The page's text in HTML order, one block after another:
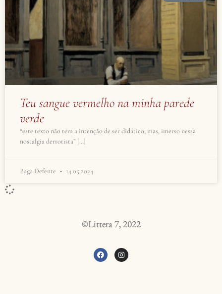
Teu sangue vermelho na minha parede
verde
“este texto não tem a intenção de ser didático, mas, imerso nessa
nostalgia derrotista” […]
Baga Defente 14.05.2024
©Littera 7, 2022